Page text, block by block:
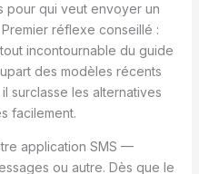
pour qui veut envoyer un
réflexe conseillé :
incontournable du guide
des modèles récents
surclasse les alternatives
facilement.
application SMS —
ou autre. Dès que le